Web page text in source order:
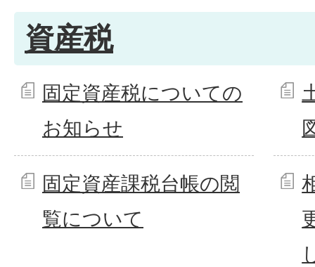
資産税
固定資産税についての
お知らせ
固定資産課税台帳の閲
覧について